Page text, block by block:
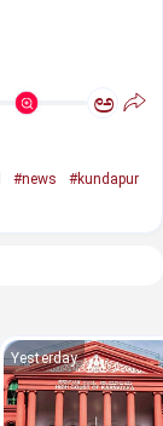
ಅ
#news
#kundapur
Yesterday